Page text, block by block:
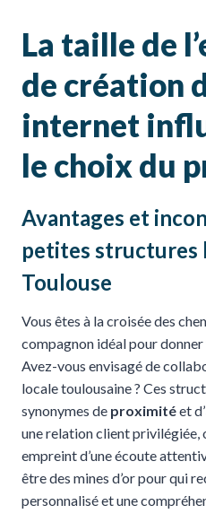
La taille de
de création
internet
le choix du
Avantages et
petites structures
Toulouse
Vous êtes à la croisée des
compagnon idéal pour
Avez-vous envisagé de
locale toulousaine ? Ces
synonymes de proximitéet d’
une relation client privilégiée,
empreint d’une écoute
être des mines d’or pour qui
personnalisé et une